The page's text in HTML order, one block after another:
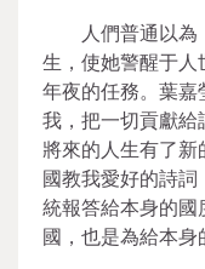
人們普通以
生，使她警醒于
年夜的任務。葉
我，把一切貢獻給
將來的人生有了
國教我愛好的詩
統報答給本身的國
國，也是為給本身